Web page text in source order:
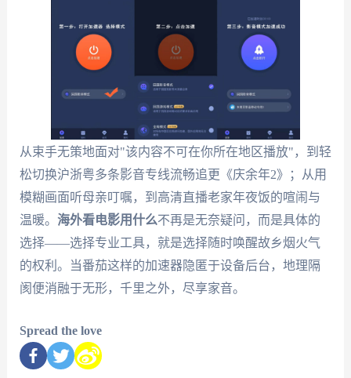
从束手无策地面对"该内容不可在你所在地区播放"，到轻
松切换沪浙粤多条影音专线流畅追更《庆余年2》；从用
模糊画面听母亲叮嘱，到高清直播老家年夜饭的喧闹与
温暖。 海外看电影用什么不再是无奈疑问，而是具体的
选择——选择专业工具，就是选择随时唤醒故乡烟火气
的权利。当番茄这样的加速器隐匿于设备后台，地理隔
阂便消融于无形，千里之外，尽享家音。
Spread the love